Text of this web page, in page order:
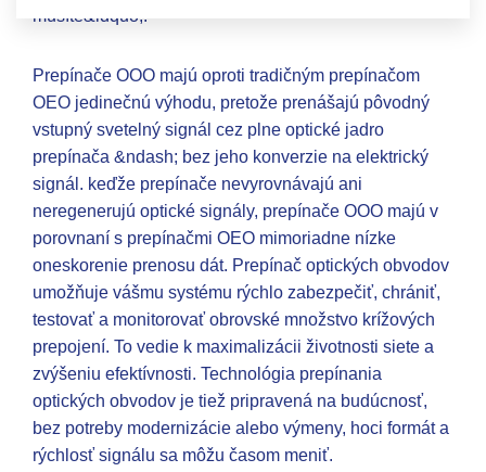
musíte&ldquo;.
Prepínače OOO majú oproti tradičným prepínačom
OEO jedinečnú výhodu, pretože prenášajú pôvodný
vstupný svetelný signál cez plne optické jadro
prepínača &ndash; bez jeho konverzie na elektrický
signál. keďže prepínače nevyrovnávajú ani
neregenerujú optické signály, prepínače OOO majú v
porovnaní s prepínačmi OEO mimoriadne nízke
oneskorenie prenosu dát. Prepínač optických obvodov
umožňuje vášmu systému rýchlo zabezpečiť, chrániť,
testovať a monitorovať obrovské množstvo krížových
prepojení. To vedie k maximalizácii životnosti siete a
zvýšeniu efektívnosti. Technológia prepínania
optických obvodov je tiež pripravená na budúcnosť,
bez potreby modernizácie alebo výmeny, hoci formát a
rýchlosť signálu sa môžu časom meniť.